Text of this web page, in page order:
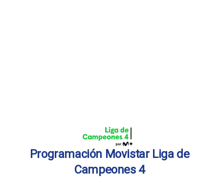
Programación Movistar Liga de
Campeones 4